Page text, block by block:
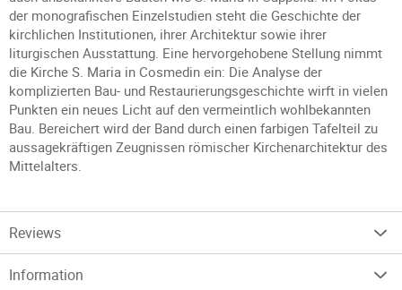
der monografischen Einzelstudien steht die Geschichte der
kirchlichen Institutionen, ihrer Architektur sowie ihrer
liturgischen Ausstattung. Eine hervorgehobene Stellung nimmt
die Kirche S. Maria in Cosmedin ein: Die Analyse der
komplizierten Bau- und Restaurierungsgeschichte wirft in vielen
Punkten ein neues Licht auf den vermeintlich wohlbekannten
Bau. Bereichert wird der Band durch einen farbigen Tafelteil zu
aussagekräftigen Zeugnissen römischer Kirchenarchitektur des
Mittelalters.
Reviews
Information